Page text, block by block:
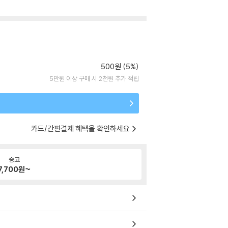
500원 (5%)
5만원 이상 구매 시 2천원 추가 적립
카드/간편결제 혜택을 확인하세요
중고
원~